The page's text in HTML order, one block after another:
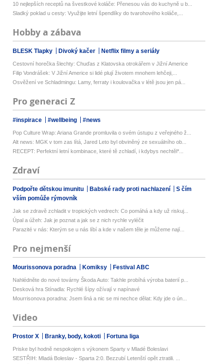
10 nejlepších receptů na švestkové koláče: Přenesou vás do kuchyně u b...
Sladký poklad u cesty: Využijte letní špendlíky do tvarohového koláče,...
Hobby a zábava
BLESK Tlapky Divoký kačer Netflix filmy a seriály
Cestovní horečka šlechty: Chuďas z Klatovska otrokářem v Jižní Americe
Filip Vondrášek: V Jižní Americe si lidé plují životem mnohem lehčeji,...
Osvěžení ve Schladmingu: Lamy, ferraty i koulovačka v létě jsou jen pá...
Pro generaci Z
#inspirace #wellbeing #news
Pop Culture Wrap: Ariana Grande promluvila o svém ústupu z veřejného ž...
Alt news: MGK v tom zas lítá, Jared Leto byl obviněný ze sexuálního ob...
RECEPT: Perfektní letní kombinace, které tě zchladí, i kdybys nechtěl*...
Zdraví
Podpořte dětskou imunitu Babské rady proti nachlazení
S čím
vším pomůže rýmovník
Jak se zdravě zchladit v tropických vedrech: Co pomáhá a kdy už riskuj...
Úpal a úžeh: Jak je poznat a jak se z nich rychle vyléčit
Parazité v nás: Kterým se u nás líbí a kde v našem těle je můžeme nají...
Pro nejmenší
Mourissonova poradna Komiksy Festival ABC
Nahlédněte do nové továrny Škoda Auto: Takhle probíhá výroba baterií p...
Desková hra Stínadla: Rychlé šípy ožívají v napínavé
Mourrisonova poradna: Jsem líná a nic se mi nechce dělat: Kdy jde o ún...
Video
Prostor X Branky, body, kokoti Fortuna liga
Priske byl hodně nespokojen s výkonem Sparty v Mladé Boleslavi
SESTŘIH: Mladá Boleslav - Sparta 2:0. Bezzubí Letenští opět ztratili. ...